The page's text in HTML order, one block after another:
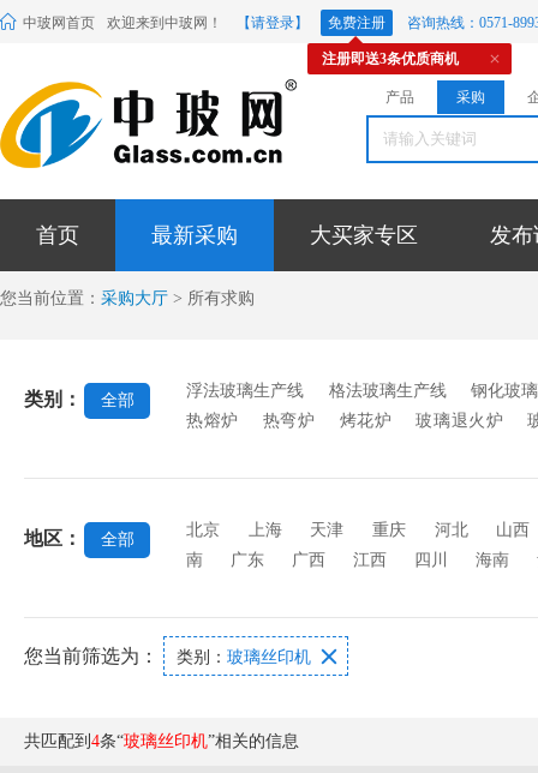
中玻网首页 欢迎来到中玻网！ 【请登录】 免费注册 咨询热线：0571-
注册即送3条优质商机
产品 采购
首页 最新采购 大买家专区 发布
您当前位置： 采购大厅 > 所有求购
类别： 全部
浮法玻璃生产线 格法玻璃生产线
钢化玻
热熔炉
热弯炉 烤花炉 玻璃退火炉
机
混合机 辊压机 行列机
玻璃印花
机
强化玻璃设备 玻璃打孔机 玻璃丝印
地区： 全部
北京 上海 天津 重庆 河北
山西
南
广东 广西 江西 四川 海南
您当前筛选为： 类别： 玻璃丝印机 
共匹配到 4条“玻璃丝印机”相关的信息